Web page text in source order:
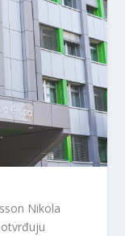
Nikola